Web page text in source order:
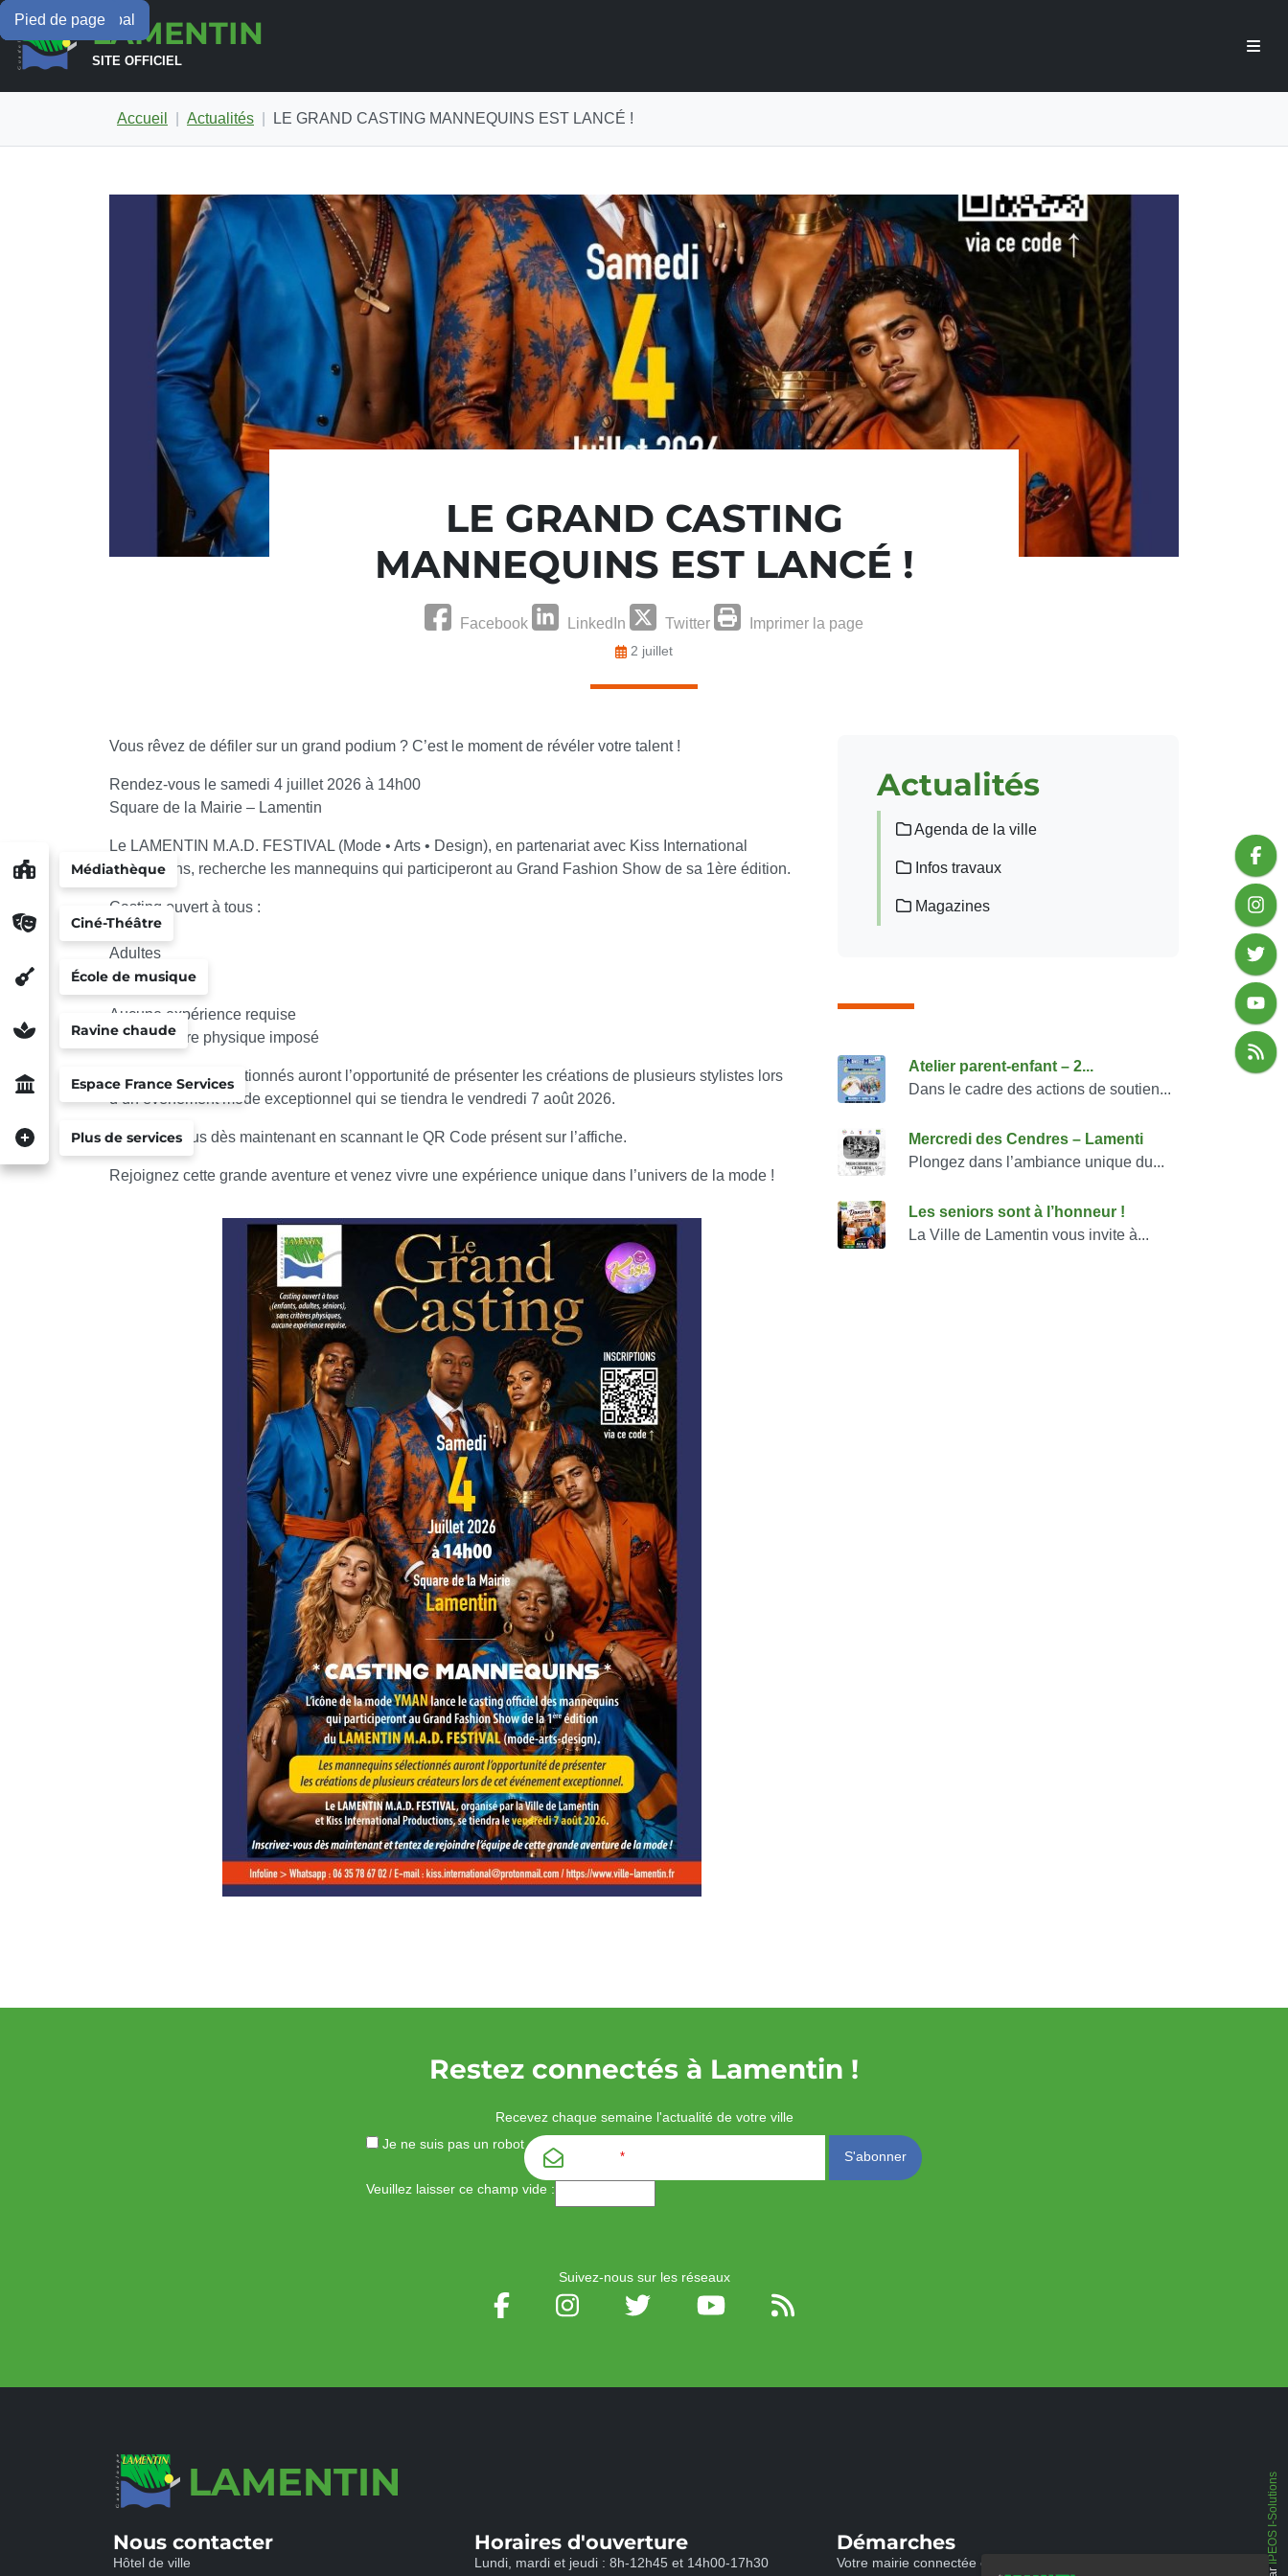
Menu principal
Contenu principal
Pied de pageLAMENTIN
SITE OFFICIEL
Médiathèque
Ciné-Théâtre
École de musique
Ravine chaude
Espace France Services
Plus de services
Accueil Actualités LE GRAND CASTING MANNEQUINS EST LANCÉ !
LE GRAND CASTING
MANNEQUINS EST LANCÉ !
Facebook LinkedIn Twitter Imprimer la page
2 juillet
Vous rêvez de défiler sur un grand podium ? C’est le moment de révéler votre talent !
Rendez-vous le samedi 4 juillet 2026 à 14h00
Square de la Mairie – Lamentin
Le LAMENTIN M.A.D. FESTIVAL (Mode • Arts • Design), en partenariat avec Kiss International
Productions, recherche les mannequins qui participeront au Grand Fashion Show de sa 1ère édition.
Casting ouvert à tous :
Enfants
Adultes
Seniors
Aucune expérience requise
Aucun critère physique imposé
Les candidats sélectionnés auront l’opportunité de présenter les créations de plusieurs stylistes lors
d’un événement mode exceptionnel qui se tiendra le vendredi 7 août 2026.
Inscrivez-vous dès maintenant en scannant le QR Code présent sur l’affiche.
Rejoignez cette grande aventure et venez vivre une expérience unique dans l’univers de la mode !
Actualités
Agenda de la ville
Infos travaux
Magazines
Consulter également
Atelier parent-enfant – 2...
Dans le cadre des actions de soutien...
Mercredi des Cendres – Lamenti
Plongez dans l’ambiance unique du...
Les seniors sont à l’honneur !
La Ville de Lamentin vous invite à...
LAMENTIN
Nous contacter
Hôtel de ville
Horaires d'ouverture
Lundi, mardi et jeudi : 8h-12h45 et 14h00-17h30
Démarches
Votre mairie connectée et disponible 24/24
Restez connectés à Lamentin !
Recevez chaque semaine l'actualité de votre ville
Je ne suis pas un robot
*
Veuillez laisser ce champ vide :
Suivez-nous sur les réseaux
IPEOS I-Solutions